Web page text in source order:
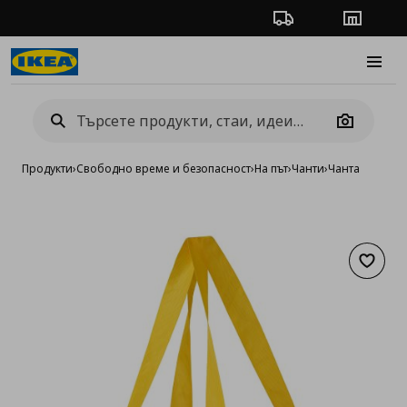
Проследяване на
Camera
Продукти›Свободно време и безопасност›На път›Чанти›Чанта